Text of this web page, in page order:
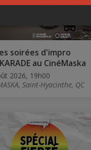
soirées d'impro
au CinéMaska
2026, 19h00
Saint-Hyacinthe, QC